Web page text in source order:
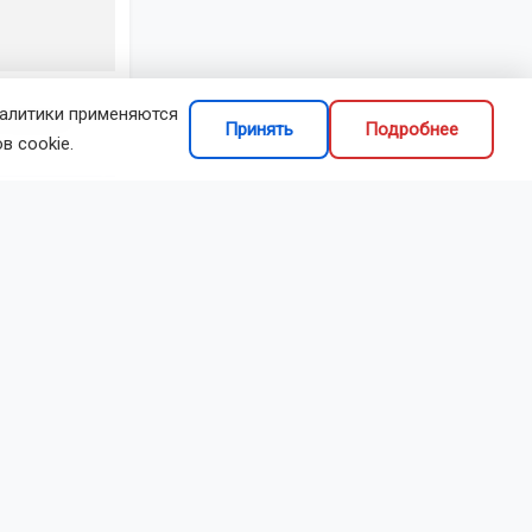
применяются
cookie.
Принять Подробнее